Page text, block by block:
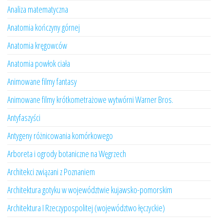
Analiza matematyczna
Anatomia kończyny górnej
Anatomia kręgowców
Anatomia powłok ciała
Animowane filmy fantasy
Animowane filmy krótkometrażowe wytwórni Warner Bros.
Antyfaszyści
Antygeny różnicowania komórkowego
Arboreta i ogrody botaniczne na Węgrzech
Architekci związani z Poznaniem
Architektura gotyku w województwie kujawsko-pomorskim
Architektura I Rzeczypospolitej (województwo łęczyckie)